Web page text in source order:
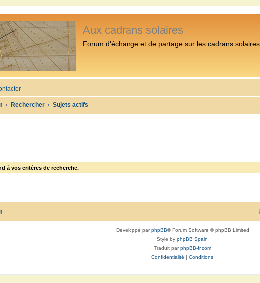
Aux cadrans solaires
Forum d'échange et de partage sur les cadrans solaires
Rechercher Sujets actifs
à vos critères de recherche.
Développé parphpBB® Forum Software © phpBB Limited
Style by phpBB Spain
Traduit parphpBB-fr.com
Confidentialité | Conditions